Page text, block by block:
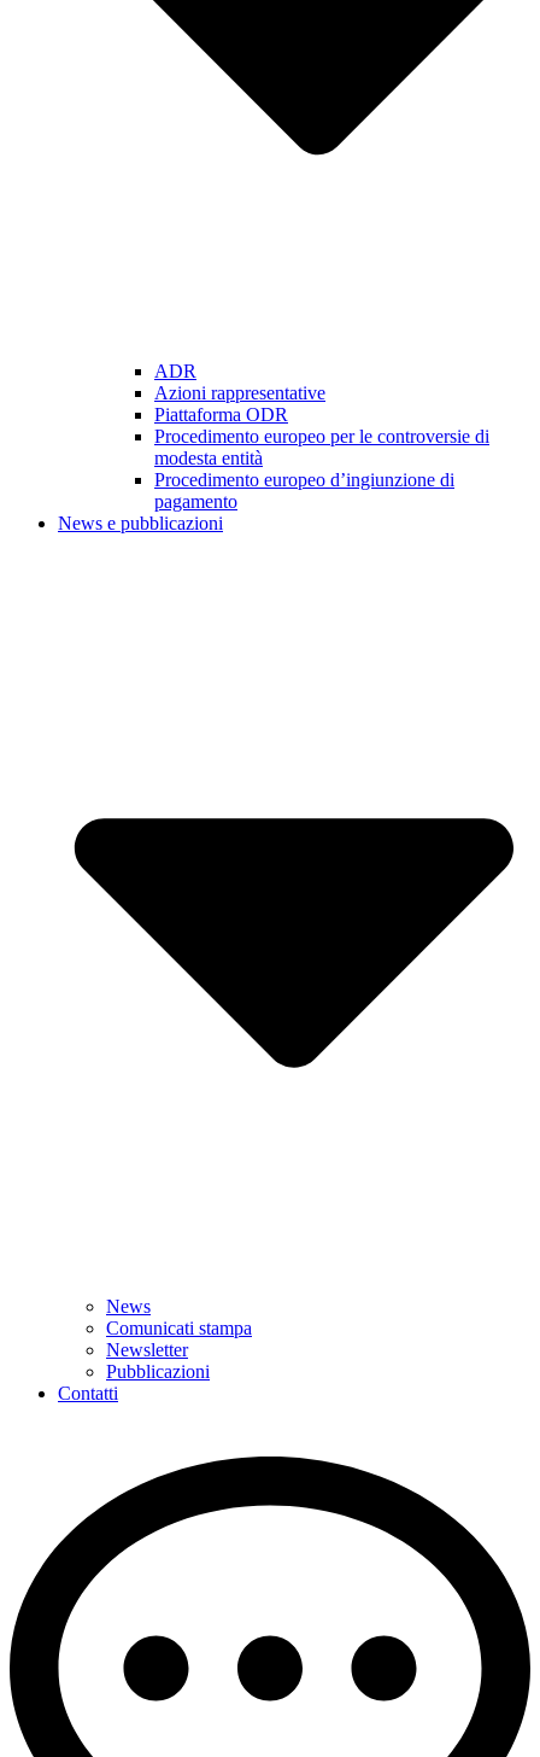
ADR
Azioni rappresentative
Piattaforma ODR
Procedimento europeo per le controversie di
modesta entità
Procedimento europeo d’ingiunzione di
pagamento
News e pubblicazioni
News
Comunicati stampa
Newsletter
Pubblicazioni
Contatti